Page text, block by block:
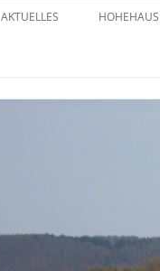
AKTUELLES HOHEHAUS
FRIEDHOF